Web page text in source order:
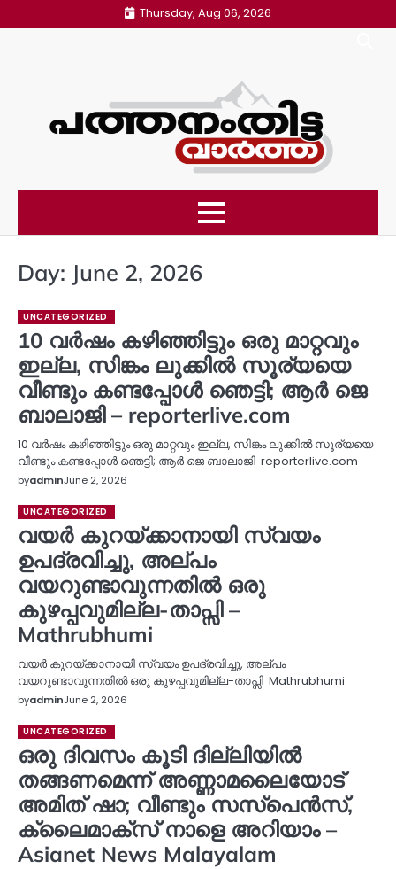
to
Thursday, Aug 06, 2026
Day: June 2, 2026
UNCATEGORIZED
10 വർഷം കഴിഞ്ഞിട്ടും ഒരു മാറ്റവും
ഇല്ല, സിങ്കം ലുക്കിൽ സൂര്യയെ
വീണ്ടും കണ്ടപ്പോൾ ഞെട്ടി; ആർ ജെ
ബാലാജി – reporterlive.com
10 വർഷം കഴിഞ്ഞിട്ടും ഒരു മാറ്റവും ഇല്ല, സിങ്കം ലുക്കിൽ സൂര്യയെ
വീണ്ടും കണ്ടപ്പോൾ ഞെട്ടി; ആർ ജെ ബാലാജി reporterlive.com
byadminJune 2, 2026
UNCATEGORIZED
വയർ കുറയ്ക്കാനായി സ്വയം
ഉപദ്രവിച്ചു, അല്പം
വയറുണ്ടാവുന്നതിൽ ഒരു
കുഴപ്പവുമില്ല-താപ്സി –
Mathrubhumi
വയർ കുറയ്ക്കാനായി സ്വയം ഉപദ്രവിച്ചു, അല്പം
വയറുണ്ടാവുന്നതിൽ ഒരു കുഴപ്പവുമില്ല-താപ്സി Mathrubhumi
byadminJune 2, 2026
UNCATEGORIZED
ഒരു ദിവസം കൂടി ദില്ലിയിൽ
തങ്ങണമെന്ന് അണ്ണാമലൈയോട്
അമിത് ഷാ; വീണ്ടും സസ്പെൻസ്,
ക്ലൈമാക്സ് നാളെ അറിയാം –
Asianet News Malayalam